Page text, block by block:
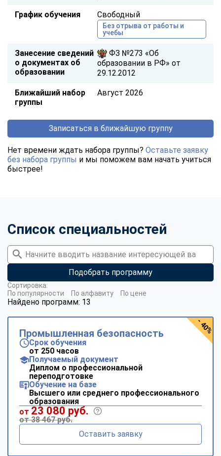
График обучения Свободный
Без отрыва от работы и
учебы
Занесение сведений
о документах об
образовании
ФЗ №273 «Об
образовании в РФ» от
29.12.2012
Ближайший набор
группы
Август 2026
Записаться в ближайшую группу
Нет времени ждать набора группы? Оставьте заявку
без набора группы и мы поможем вам начать учиться
быстрее!
Список специальностей
Подобрать программу
Найдено программ: 13
Сортировка:
По популярности
По алфавиту По цене
Промышленная безопасность
Срок обучения
от 250 часов
Получаемый документ
Диплом о профессиональной
переподготовке
Обучение на базе
Высшего или среднего профессионального
образования
от 23 080 руб.
от 38 467 руб.
Оставить заявку
- 40%